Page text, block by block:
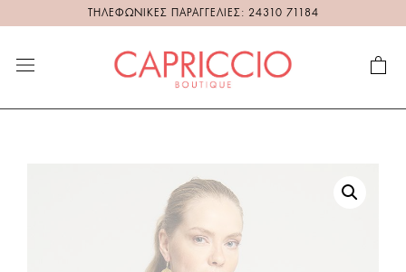
ΤΗΛΕΦΩΝΙΚΕΣ ΠΑΡΑΓΓΕΛΙΕΣ: 24310 71184